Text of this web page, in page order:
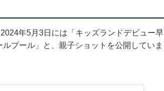
年5月3日には「キッズランドデビュー早
プール」と、親子ショットを公開していま